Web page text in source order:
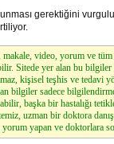
gerektiğini
makale, video, yorum ve
Sitede yer alan bu
kişisel teşhis ve tedavi
bilgiler sadece
başka bir hastalığı
uzman bir doktora
yapan ve doktorlara